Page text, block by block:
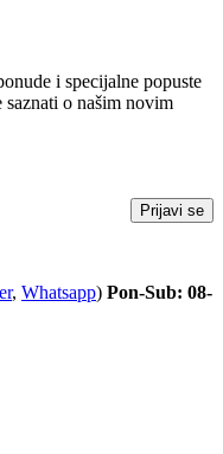
i specijalne popuste
o našim novim
, Whatsapp) Pon-Sub: 08-